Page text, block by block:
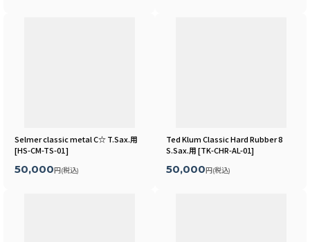
Selmer classic metal C☆ T.Sax.用
[HS-CM-TS-01]
50,000円(税込)
Ted Klum Classic Hard Rubber 8
S.Sax.用[TK-CHR-AL-01]
50,000円(税込)